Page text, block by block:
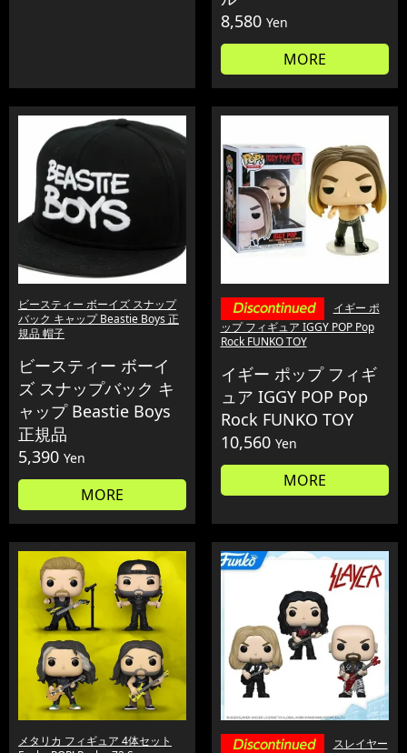
8,580 Yen
MORE
ビースティー ボーイズ スナップ
バック キャップ Beastie Boys 正
規品 帽子
ビースティー ボーイ
ズ スナップバック キ
ャップ Beastie Boys
正規品
5,390 Yen
MORE
イギー ポ
ップ フィギュア IGGY POP Pop
Rock FUNKO TOY
イギー ポップ フィギ
ュア IGGY POP Pop
Rock FUNKO TOY
10,560 Yen
MORE
メタリカ フィギュア 4体セット
スレイヤー